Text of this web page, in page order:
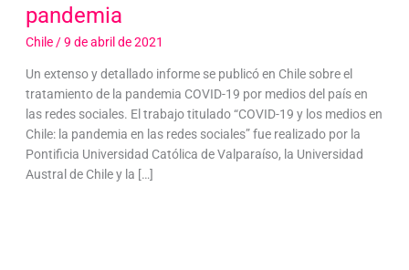
pandemia
Chile/9 de abril de 2021
Un extenso y detallado informe se publicó en Chile sobre el
tratamiento de la pandemia COVID-19 por medios del país en
las redes sociales. El trabajo titulado “COVID-19 y los medios en
Chile: la pandemia en las redes sociales” fue realizado por la
Pontificia Universidad Católica de Valparaíso, la Universidad
Austral de Chile y la […]